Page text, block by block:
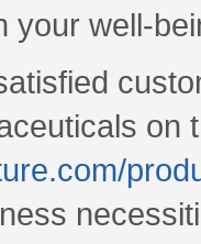
your well-
on